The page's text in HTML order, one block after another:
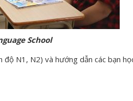
School
N1, N2) và hướng dẫn các bạn